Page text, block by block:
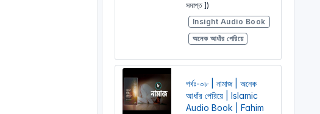
সমাপ্ত ])
Insight Audio Book
অনেক আধাঁর পেরিয়ে
পর্বঃ-০৮ | নামাজ | অনেক
আধাঁর পেরিয়ে | Islamic
Audio Book | Fahim